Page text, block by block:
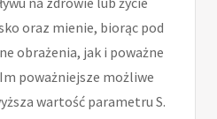
oraz mienie, biorąc pod
obrażenia, jak i poważne
poważniejsze możliwe
wartość parametru S.